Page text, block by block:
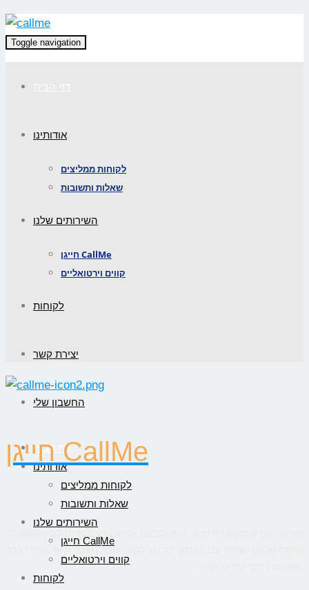
Toggle navigation
אודותינו
לקוחות ממליצים
שאלות ותשובות
השירותים שלנו
חייגן CallMe
קווים וירטואליים
לקוחות
יצירת קשר
החשבון שלי
דף הבית
אודותינו
לקוחות ממליצים
שאלות ותשובות
השירותים שלנו
חייגן CallMe
קווים וירטואליים
לקוחות
חייגן CallMe
שיחת טלפון ישירה עם העסק, כך שהלקוח יקבל מענה אישי ומיידי לכל